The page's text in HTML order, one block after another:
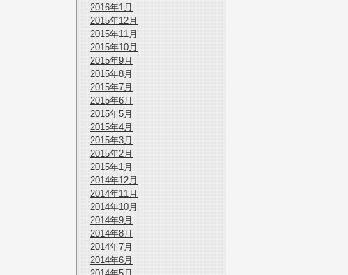
2016年1月
2015年12月
2015年11月
2015年10月
2015年9月
2015年8月
2015年7月
2015年6月
2015年5月
2015年4月
2015年3月
2015年2月
2015年1月
2014年12月
2014年11月
2014年10月
2014年9月
2014年8月
2014年7月
2014年6月